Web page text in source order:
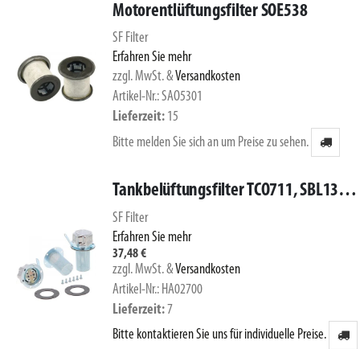
Motorentlüftungsfilter SOE538
SF Filter
Erfahren Sie mehr
zzgl. MwSt.&Versandkosten
Artikel-Nr.: SAO5301
Lieferzeit 15
Bitte melden Sie sich an um Preise zu sehen.
Tankbelüftungsfilter TCO711, SBL13306
SF Filter
Erfahren Sie mehr
37,48 €
zzgl. MwSt.&Versandkosten
Artikel-Nr.: HA02700
Lieferzeit 7
Bitte kontaktieren Sie uns für individuelle Preise.